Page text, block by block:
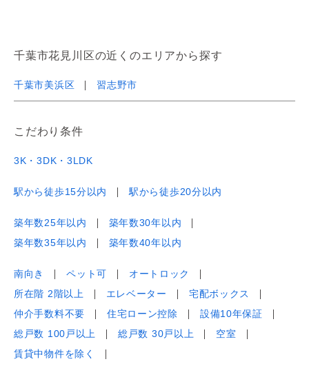
千葉市花見川区の近くのエリアから探す
千葉市美浜区 習志野市
こだわり条件
3K・3DK・3LDK
駅から徒歩15分以内 駅から徒歩20分以内
築年数25年以内
築年数30年以内
築年数35年以内
築年数40年以内
南向き ペット可
オートロック
所在階 2階以上
エレベーター
宅配ボックス
仲介手数料不要
住宅ローン控除
設備10年保証
総戸数 100戸以上
総戸数 30戸以上
空室
賃貸中物件を除く